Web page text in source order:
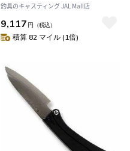
釣具のキャスティング JAL Mall店
9,117 円 （税込）
積算 82 マイル (1倍)